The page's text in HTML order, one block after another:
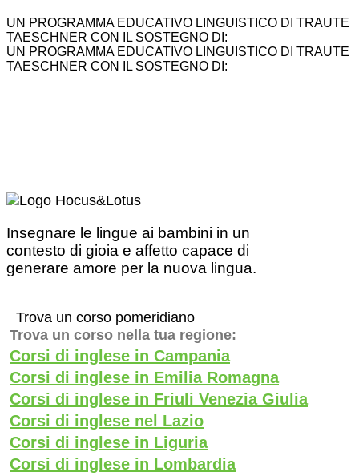
UN PROGRAMMA EDUCATIVO LINGUISTICO DI TRAUTE
TAESCHNER CON IL SOSTEGNO DI:
UN PROGRAMMA EDUCATIVO LINGUISTICO DI TRAUTE
TAESCHNER CON IL SOSTEGNO DI:
Insegnare le lingue ai bambini in un
contesto di gioia e affetto capace di
generare amore per la nuova lingua.
Trova un corso pomeridiano
Trova un corso nella tua regione:
Corsi di inglese in Campania
Corsi di inglese in Emilia Romagna
Corsi di inglese in Friuli Venezia Giulia
Corsi di inglese nel Lazio
Corsi di inglese in Liguria
Corsi di inglese in Lombardia